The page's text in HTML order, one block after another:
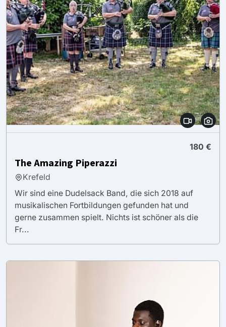
180 €
The Amazing Piperazzi
Krefeld
Wir sind eine Dudelsack Band, die sich 2018 auf
musikalischen Fortbildungen gefunden hat und
gerne zusammen spielt. Nichts ist schöner als die
Fr...